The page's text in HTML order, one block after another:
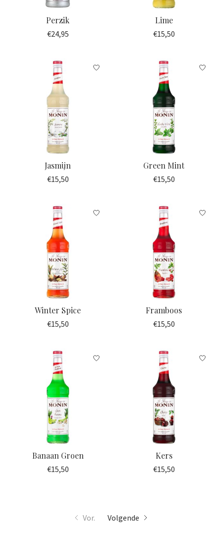
Perzik
€24,95
Lime
€15,50
Jasmijn
€15,50
Green Mint
€15,50
Winter Spice
€15,50
Framboos
€15,50
Banaan Groen
€15,50
Kers
€15,50
Vor. Volgende